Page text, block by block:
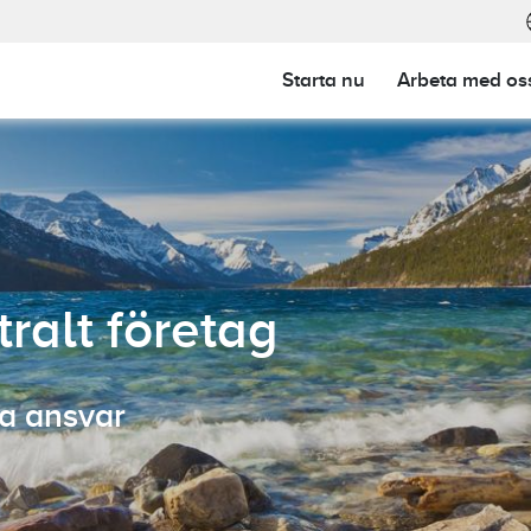
Starta nu
Arbeta med
företag
ansvar